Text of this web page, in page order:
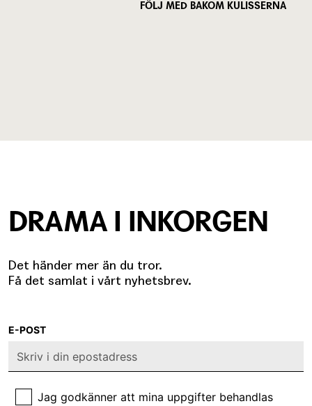
FÖLJ MED BAKOM KULISSERNA
DRAMA I INKORGEN
Det händer mer än du tror.
Få det samlat i vårt nyhetsbrev.
E-POST
Jag godkänner att mina uppgifter behandlas